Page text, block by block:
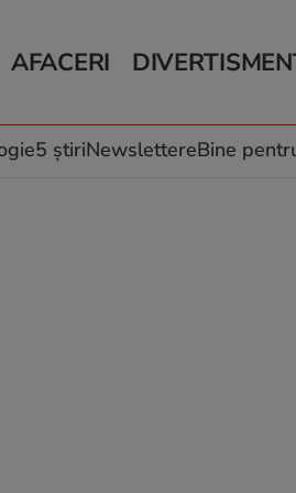
AFACERI
Auto
Locuri de muncă
Horoscop
Muzică și Filme
5 știriNewslettereBine